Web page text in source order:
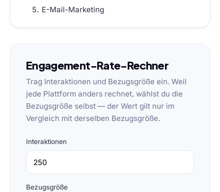
E-Mail-Marketing
Engagement-Rate-Rechner
Trag Interaktionen und Bezugsgröße ein. Weil
jede Plattform anders rechnet, wählst du die
Bezugsgröße selbst — der Wert gilt nur im
Vergleich mit derselben Bezugsgröße.
Interaktionen
Bezugsgröße